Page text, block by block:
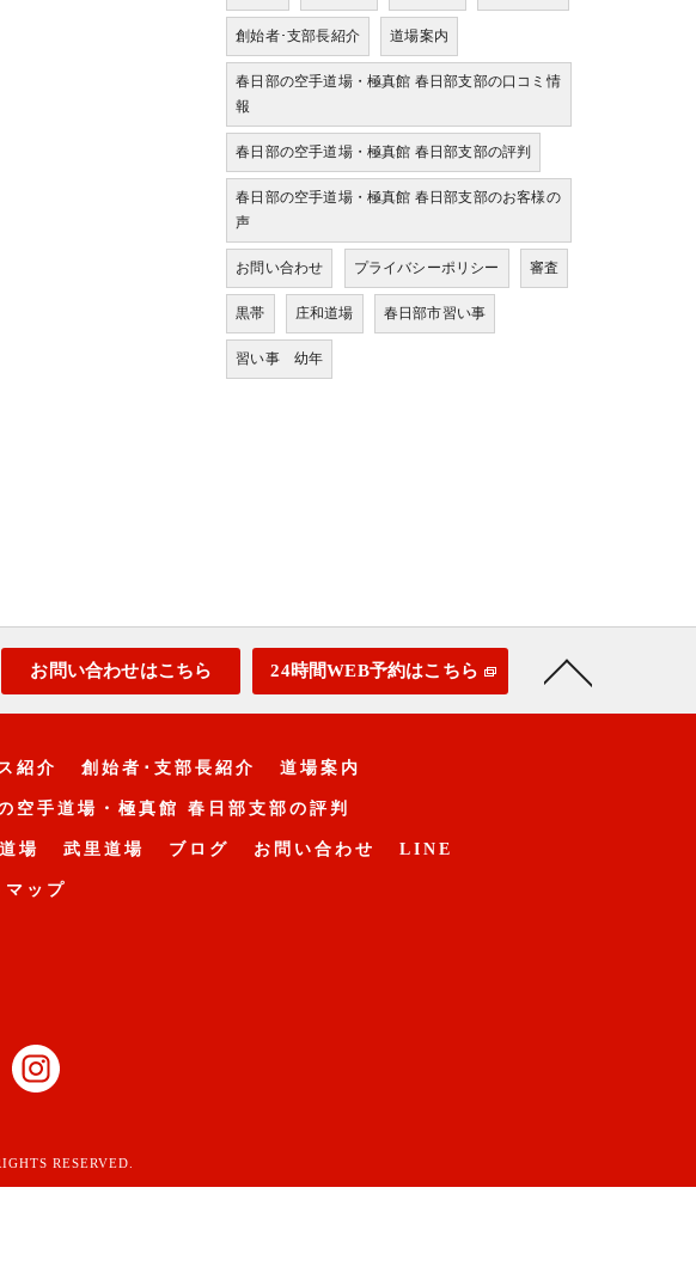
創始者･支部長紹介 道場案内
春日部の空手道場・極真館 春日部支部の口コミ情
報
春日部の空手道場・極真館 春日部支部の評判
春日部の空手道場・極真館 春日部支部のお客様の
声
お問い合わせ プライバシーポリシー 審査
黒帯 庄和道場 春日部市習い事
習い事 幼年
お問い合わせはこちら 24時間WEB予約はこちら
紹介 創始者･支部長紹介 道場案内
空手道場・極真館 春日部支部の評判
場 武里道場 ブログ お問い合わせ LINE
マップ
RESERVED.